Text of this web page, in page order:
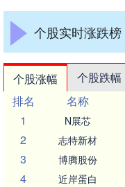
个股实时涨跌榜
个股涨幅 个股跌幅
排名
名称
1
N展芯
2 志特新材
3 博腾股份
4 近岸蛋白